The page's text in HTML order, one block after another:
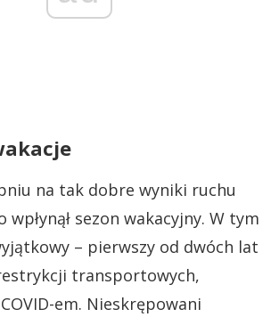
na tak dobre wyniki ruchu
wpłynął sezon wakacyjny. W tym
– pierwszy od dwóch lat
transportowych,
em. Nieskrępowani